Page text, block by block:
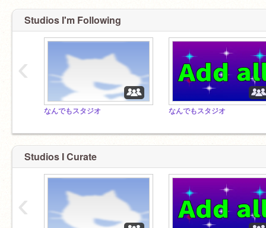
Studios I'm Following
なんでもスタジオ なんでもスタジオ
‹
Studios I Curate
‹